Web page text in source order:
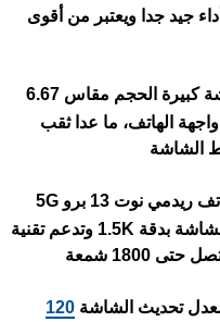
يقدم أداء جيد جدا ويعتبر من أقوى
الهاتف يأتي بشاشة كبيرة الحجم مقاس 6.67
الهاتف، ما عدا ثقب
الشاشة
يأتي هاتف ريدمي نوت 13 برو 5G
، الشاشة بدقة 1.5K وتدعم تقنية
تحديث الشاشة 120